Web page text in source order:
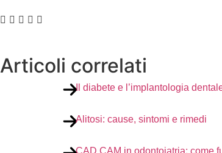
Articoli correlati
Il diabete e l’implantologia
Alitosi: cause, sintomi e rimedi